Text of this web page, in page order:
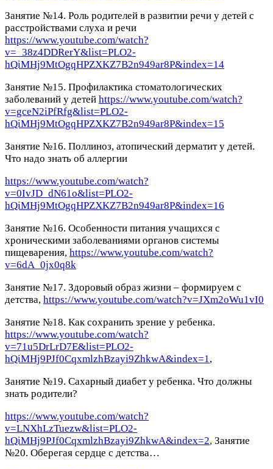
Занятие №14. Роль родителей в развитии речи у детей с
расстройствами слуха и речи
https://www.youtube.com/watch?
v=_38z4DDRerY&list=PLO2-
hQiMHj9MtOgqHPZXKZ7B2n949ar8P&index=14
Занятие №15. Профилактика стоматологических
заболеваний у детей https://www.youtube.com/watch?
v=gceN2iPfRfg&list=PLO2-
hQiMHj9MtOgqHPZXKZ7B2n949ar8P&index=15
Занятие №16. Поллиноз, атопический дерматит у детей.
Что надо знать об аллергии
https://www.youtube.com/watch?
v=0IvJD_dN61o&list=PLO2-
hQiMHj9MtOgqHPZXKZ7B2n949ar8P&index=16
Занятие №16. Особенности питания учащихся с
хроническими заболеваниями органов системы
пищеварения, https://www.youtube.com/watch?
v=6dA_0jx0q8k
Занятие №17. Здоровый образ жизни – формируем с
детства, https://www.youtube.com/watch?v=JXm2oWu1vI0
Занятие №18. Как сохранить зрение у ребенка.
https://www.youtube.com/watch?
v=71u5DrLrD7E&list=PLO2-
hQiMHj9PJf0CqxmlzhBzayi9ZhkwA&index=1,
Занятие №19. Сахарный диабет у ребенка. Что должны
знать родители?
https://www.youtube.com/watch?
v=LNXhLzTuezw&list=PLO2-
hQiMHj9PJf0CqxmlzhBzayi9ZhkwA&index=2, Занятие
№20. Оберегая сердце с детства…